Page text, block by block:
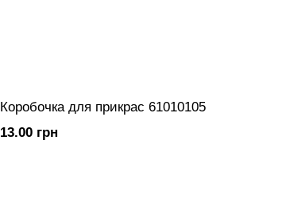
Коробочка для прикрас 61010105
13.00 грн